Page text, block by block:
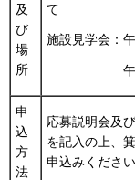
及
び
場
所
て
施設見学会：
午後3時30
申
込
方
法
応募説明会及
を記入の上、
申込みくださ